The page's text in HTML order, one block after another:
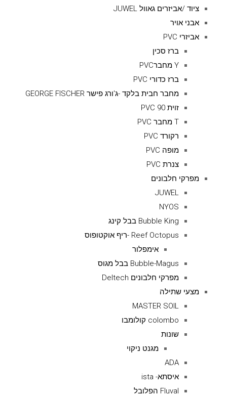
ציוד /אביזרים גאוול JUWEL
אבני אויר
אביזרי PVC
ברז סכין
Y מחברPVC
ברז כדורי PVC
מחבר חבית בלקד -ג'ורג פישר GEORGE FISCHER
זוית 90 PVC
T מחבר PVC
רקורד PVC
מופה PVC
צנרת PVC
מפרקי חלבונים
JUWEL
NYOS
Bubble King בבל קינג
Reef Octopus -ריף אוקטופוס
אימפלור
Bubble-Magus בבל מגוס
מפרקי חלבונים Deltech
מצעי שתילה
MASTER SOIL
colombo קולומבו
שונות
מגנט ניקוי
ADA
איסתא- ista
Fluval הפלובל